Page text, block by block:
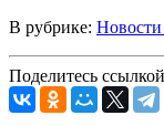
В рубрике: Новости
Поделитесь